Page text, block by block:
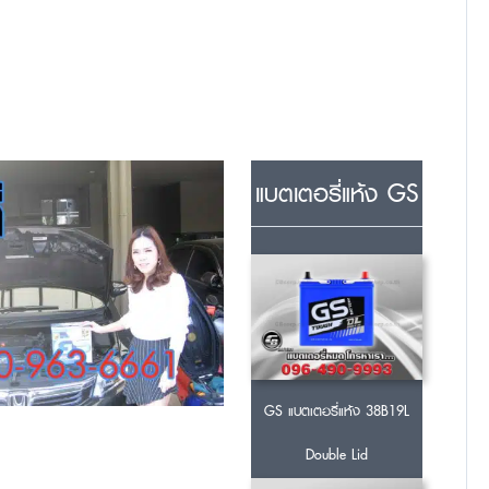
แบตเตอรี่แห้ง GS
GS แบตเตอรี่แห้ง 38B19L
Double Lid